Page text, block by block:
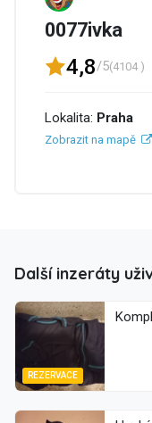
0077ivka
4,8/5(4104 )
Lokalita: Praha
Zobrazit na mapě
Další inzeráty
REZERVACE